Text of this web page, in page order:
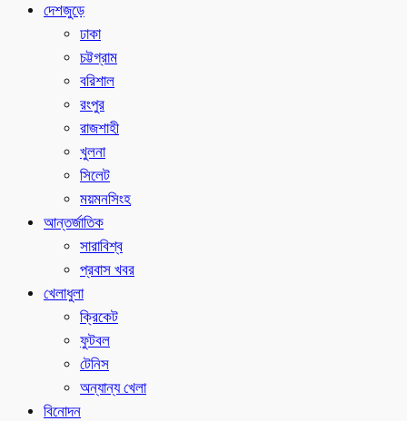
দেশজুড়ে
ঢাকা
চট্টগ্রাম
বরিশাল
রংপুর
রাজশাহী
খুলনা
সিলেট
ময়মনসিংহ
আন্তর্জাতিক
সারাবিশ্ব
প্রবাস খবর
খেলাধুলা
ক্রিকেট
ফুটবল
টেনিস
অন্যান্য খেলা
বিনোদন